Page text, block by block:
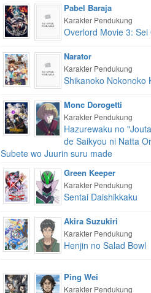
Pabel Baraja
Karakter Pendukung
Overlord Movie 3: Sei
Narator
Karakter Pendukung
Shikanoko Nokonoko
Monc Dorogetti
Karakter Pendukung
Hazurewaku no
de Saikyou ni Natta
Subete wo Juurin suru made
Green Keeper
Karakter Pendukung
Sentai Daishikkaku
Akira Suzukiri
Karakter Pendukung
Henjin no Salad Bowl
Ping Wei
Karakter Pendukung